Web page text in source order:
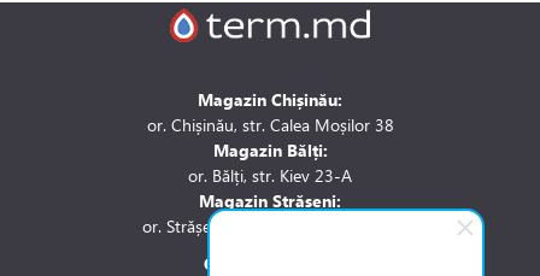
Magazin Chișinău:
or. Chișinău, str. Calea Moșilor 38
Magazin Bălți:
or. Bălți, str. Kiev 23-A
Magazin Strășeni:
or. Strășeni, str. Stefan cel Mare 1A
Contactați-ne la: